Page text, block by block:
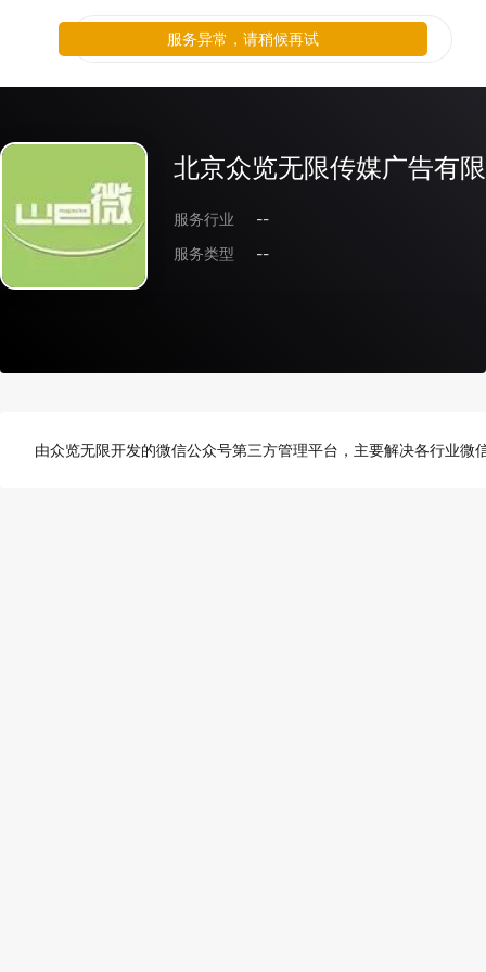
北京众览无限传媒广告有
服务行业
--
服务类型
--
由众览无限开发的微信公众号第三方管理平台，主要解决各行业
服务异常，请稍候再试